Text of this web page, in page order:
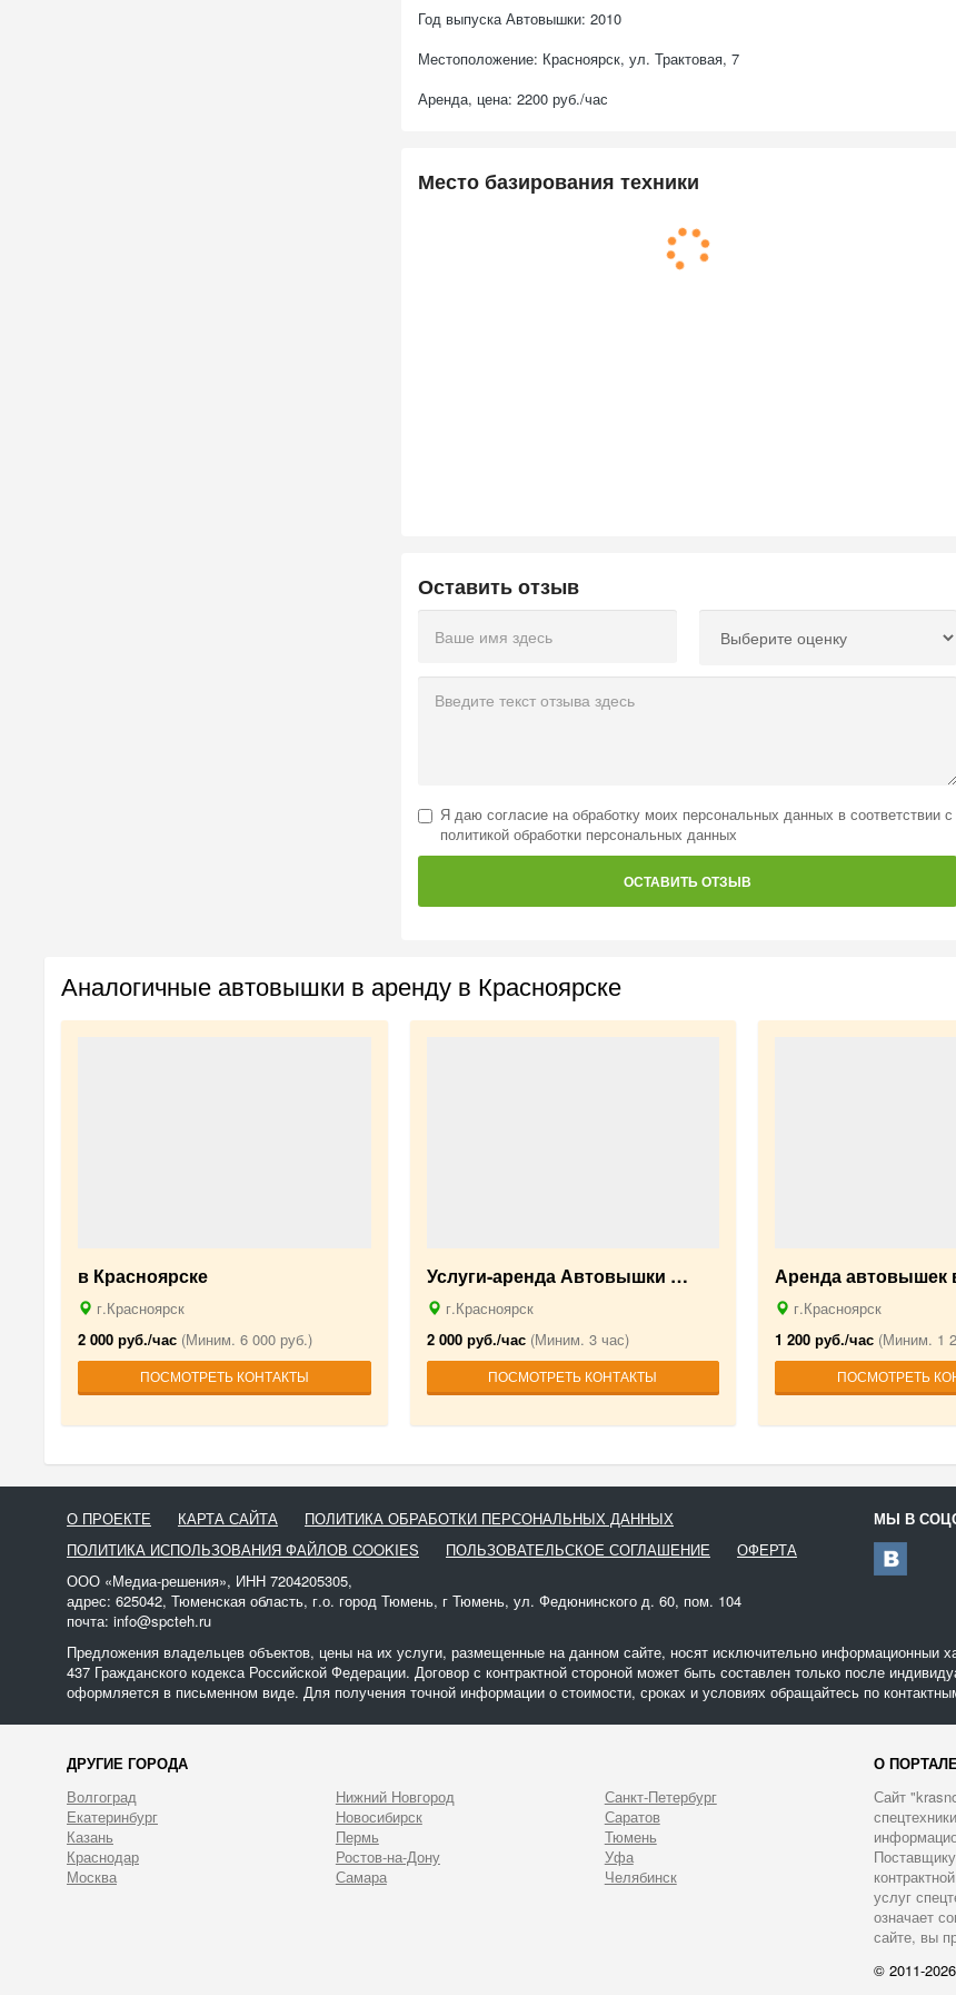
Год выпуска Автовышки: 2010
Местоположение: Красноярск, ул. Трактовая, 7
Аренда, цена: 2200 руб./час
Место базирования техники
Оставить отзыв
Я даю согласие на обработку моих персональных данных в соответствии с
политикой обработки персональных данных
ОСТАВИТЬ ОТЗЫВ
Аналогичные автовышки в аренду в Красноярске
в Красноярске
г.Красноярск
2 000 руб./час (Миним. 6 000 руб.)
ПОСМОТРЕТЬ КОНТАКТЫ
Услуги-аренда Автовышки …
г.Красноярск
2 000 руб./час(Миним. 3 час)
ПОСМОТРЕТЬ КОНТАКТЫ
Аренда автовышек
г.Красноярск
1 200 руб./час (Миним. 1
ПОСМОТРЕТЬ
О ПРОЕКТЕ КАРТА САЙТА
ПОЛИТИКА ОБРАБОТКИ ПЕРСОНАЛЬНЫХ ДАННЫХ
ПОЛИТИКА ИСПОЛЬЗОВАНИЯ ФАЙЛОВ COOKIES
ПОЛЬЗОВАТЕЛЬСКОЕ СОГЛАШЕНИЕ
ОФЕРТА
ООО «Медиа-решения», ИНН 7204205305,
адрес: 625042, Тюменская область, г.о. город Тюмень, г Тюмень, ул. Федюнинского д. 60, пом. 104
почта: info@spcteh.ru
МЫ В
Предложения владельцев объектов, цены на их услуги, размещенные на данном сайте, носят исключительно информационныи
437 Гражданского кодекса Российской Федерации. Договор с контрактной стороной может быть составлен только после
оформляется в письменном виде. Для получения точной информации о стоимости, сроках и условиях обращайтесь по
ДРУГИЕ ГОРОДА
Волгоград
Екатеринбург
Казань
Краснодар
Москва
Нижний Новгород
Новосибирск
Пермь
Ростов-на-Дону
Самара
Санкт-Петербург
Саратов
Тюмень
Уфа
Челябинск
О ПОРТАЛЕ
Сайт
услуг
означает
сайте, вы
© 2011-